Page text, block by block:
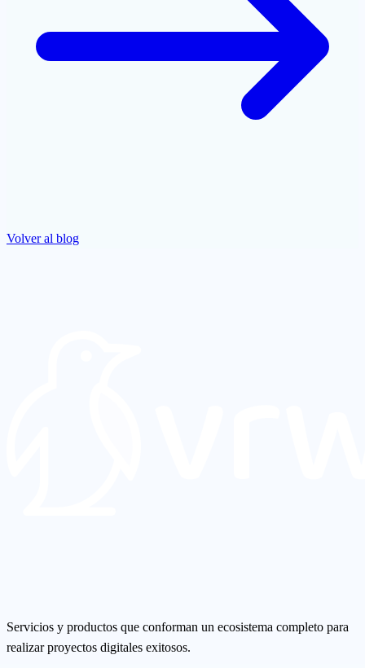
Volver al blog
Servicios y productos que conforman un ecosistema completo para
realizar proyectos digitales exitosos.